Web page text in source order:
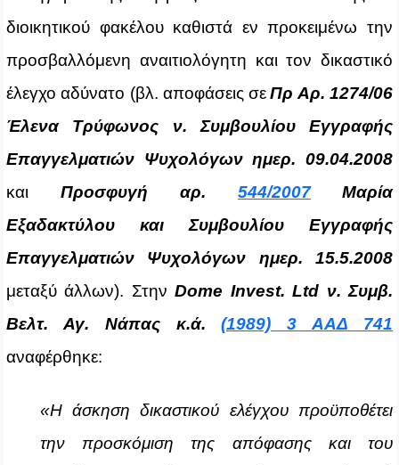
διοικητικού φακέλου καθιστά εν προκειμένω την
προσβαλλόμενη αναιτιολόγητη και τον δικαστικό
έλεγχο αδύνατο (βλ. αποφάσεις σε Πρ Αρ. 1274/06
Έλενα Τρύφωνος ν. Συμβουλίου Εγγραφής
Επαγγελματιών Ψυχολόγων ημερ. 09.04.2008
και Προσφυγή αρ. 544/2007
Μαρία
Εξαδακτύλου και Συμβουλίου Εγγραφής
Επαγγελματιών Ψυχολόγων ημερ. 15.5.2008
μεταξύ άλλων). ΣτηνDome Invest.Ltd ν. Συμβ.
Βελτ. Αγ. Νάπας κ.ά.(1989) 3 ΑΑΔ 741
αναφέρθηκε:
«Η άσκηση δικαστικού ελέγχου προϋποθέτει
την προσκόμιση της απόφασης και του